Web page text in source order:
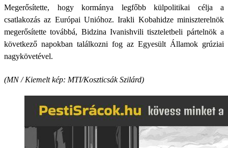
Megerősítette, hogy kormánya legfőbb külpolitikai célja a
csatlakozás az Európai Unióhoz. Irakli Kobahidze miniszterelnök
megerősítette továbbá, Bidzina Ivanishvili tiszteletbeli pártelnök a
következő napokban találkozni fog az Egyesült Államok grúziai
nagykövetével.
(MN / Kiemelt kép: MTI/Koszticsák Szilárd)